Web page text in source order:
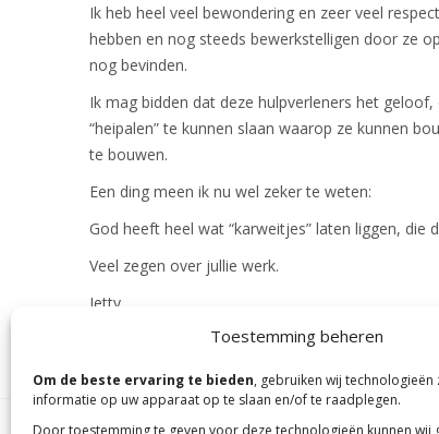
Toestemming beheren
Om de beste ervaring te bieden, gebruiken wij technologieën
informatie op uw apparaat op te slaan en/of te raadplegen.
Door toestemming te geven voor deze technologieën kunnen wij
Ik heb heel veel bewondering en zeer veel
hebben en nog steeds bewerkstelligen door ze
nog bevinden.
Ik mag bidden dat deze hulpverleners het
“heipalen” te kunnen slaan waarop ze kunnen
te bouwen.
Een ding meen ik nu wel zeker te weten:
God heeft heel wat “karweitjes” laten liggen,
Veel zegen over jullie werk.
Jetty